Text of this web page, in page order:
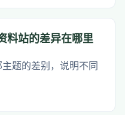
料站的差异在哪里
题的差别，说明不同